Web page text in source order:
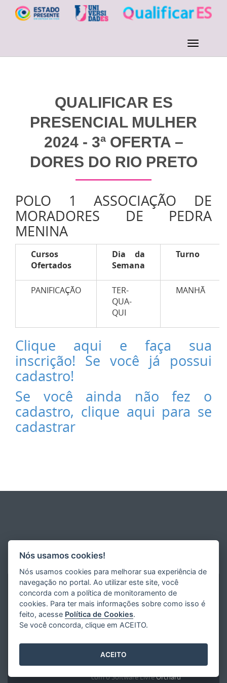
QUALIFICAR ES
PRESENCIAL MULHER
2024 - 3ª OFERTA –
DORES DO RIO PRETO
POLO 1 ASSOCIAÇÃO DE
MORADORES DE PEDRA
MENINA
Cursos
Ofertados
Dia da
Semana
Turno
PANIFICAÇÃO
TER-
QUA-
QUI
MANHÃ
Clique aqui e faça sua
inscrição! Se você já possui
cadastro!
Se você ainda não fez o
cadastro, clique aqui para se
cadastrar
com o Software LivreOrchard
Nós usamos cookies!
Nós usamos cookies para melhorar sua experiência de
navegação no portal. Ao utilizar este site, você
concorda com a política de monitoramento de
cookies. Para ter mais informações sobre como isso é
feito, acesse Política de Cookies.
Se você concorda, clique em ACEITO.
ACEITO